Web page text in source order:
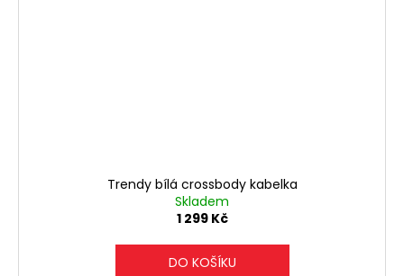
Trendy bílá crossbody kabelka
Skladem
1 299 Kč
DO KOŠÍKU